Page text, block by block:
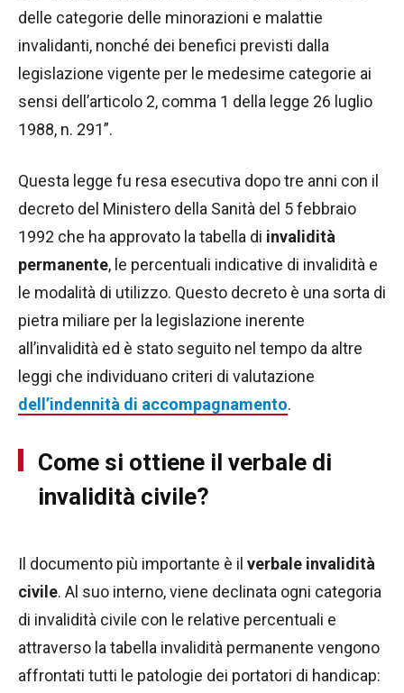
delle categorie delle minorazioni e malattie
invalidanti, nonché dei benefici previsti dalla
legislazione vigente per le medesime categorie ai
sensi dell’articolo 2, comma 1 della legge 26 luglio
1988, n. 291”.
Questa legge fu resa esecutiva dopo tre anni con il
decreto del Ministero della Sanità del 5 febbraio
1992 che ha approvato la tabella di invalidità
permanente, le percentuali indicative di invalidità e
le modalità di utilizzo. Questo decreto è una sorta di
pietra miliare per la legislazione inerente
all’invalidità ed è stato seguito nel tempo da altre
leggi che individuano criteri di valutazione
dell’indennità di accompagnamento.
Come si ottiene il verbale di
invalidità civile?
Il documento più importante è il verbale invalidità
civile. Al suo interno, viene declinata ogni categoria
di invalidità civile con le relative percentuali e
attraverso la tabella invalidità permanente vengono
affrontati tutti le patologie dei portatori di handicap: